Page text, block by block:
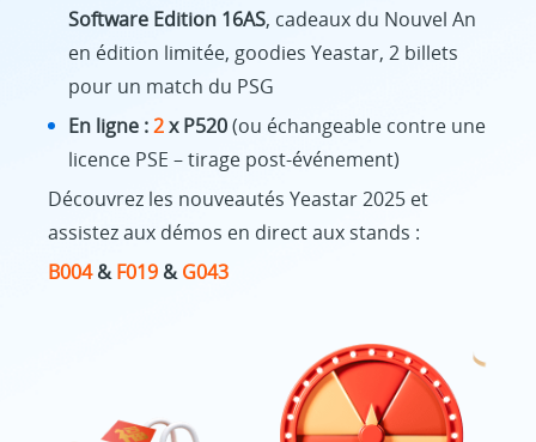
Software Edition 16AS, cadeaux du Nouvel An
en édition limitée, goodies Yeastar, 2 billets
pour un match du PSG
En ligne :2 x P520(ou échangeable contre une
licence PSE – tirage post-événement)
Découvrez les nouveautés Yeastar 2025 et
assistez aux démos en direct aux stands :
B004&F019 &G043